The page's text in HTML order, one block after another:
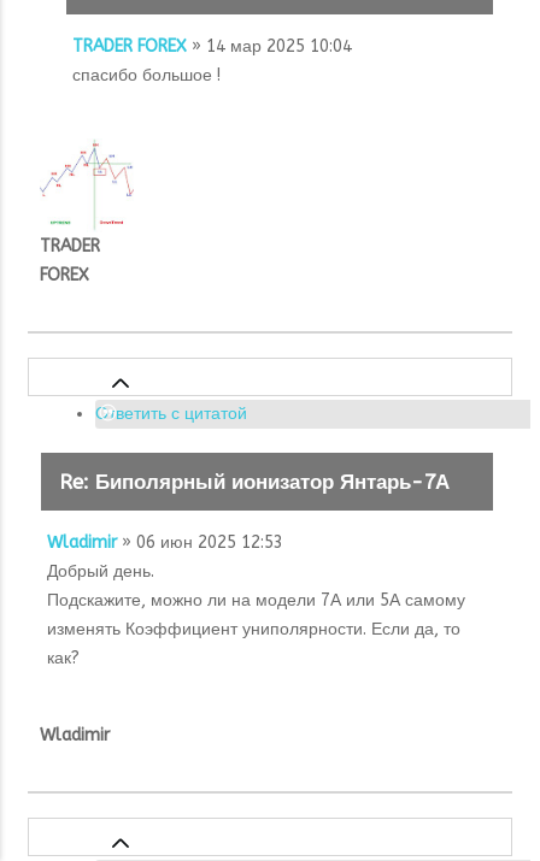
TRADER FOREX » 14 мар 2025 10:04
спасибо большое !
TRADER
FOREX
Ответить с цитатой
Re: Биполярный ионизатор Янтарь-7А
Wladimir» 06 июн 2025 12:53
Добрый день.
Подскажите, можно ли на модели 7А или 5А самому
изменять Коэффициент униполярности. Если да, то
как?
Wladimir